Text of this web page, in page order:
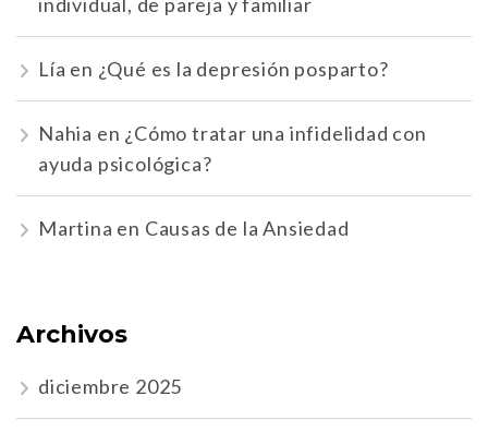
Lía en ¿Qué es la depresión posparto?
Nahia en ¿Cómo tratar una infidelidad con
ayuda psicológica?
Martina en Causas de la Ansiedad
Archivos
diciembre 2025